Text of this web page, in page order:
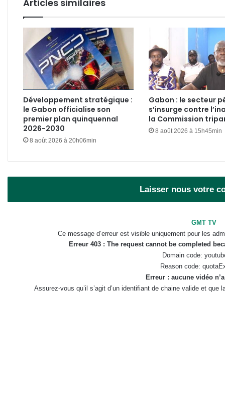
Articles similaires
Développement stratégique :
le Gabon officialise son
premier plan quinquennal
2026-2030
8 août 2026 à 20h06min
Gabon : le secteur
s’insurge contre
la Commission
8 août 2026 à 15h45min
Laisser nous votre
GMT TV
Ce message d’erreur est visible uniquement pour les
Erreur 403 : The request cannot be completed
Domain code:
Reason code:
Erreur : aucune vidéo
Assurez-vous qu’il s’agit d’un identifiant de chaine valide et